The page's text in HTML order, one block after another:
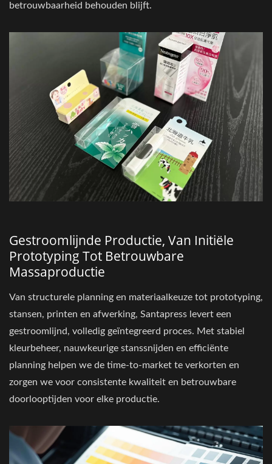
betrouwbaarheid behouden blijft.
Gestroomlijnde Productie, Van Initiële
Prototyping Tot Betrouwbare
Massaproductie
Van structurele planning en materiaalkeuze tot prototyping,
stansen, printen en afwerking, Santapress levert een
gestroomlijnd, volledig geïntegreerd proces. Met stabiel
kleurbeheer, nauwkeurige stanssnijden en efficiënte
planning helpen we de time-to-market te verkorten en
zorgen we voor consistente kwaliteit en betrouwbare
doorlooptijden voor elke productie.